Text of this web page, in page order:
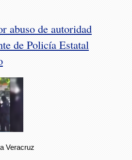
abuso de autoridad
de Policía Estatal
Veracruz